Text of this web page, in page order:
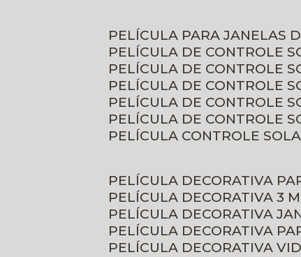
PELÍCULA PARA JANELAS
PELÍCULA DE CONTROLE
PELÍCULA DE CONTROLE
PELÍCULA DE CONTROLE
PELÍCULA DE CONTROLE
PELÍCULA DE CONTROLE
PELÍCULA CONTROLE
PELÍCULA DECORATIVA
PELÍCULA DECORATIVA 3
PELÍCULA DECORATIVA
PELÍCULA DECORATIVA
PELÍCULA DECORATIVA